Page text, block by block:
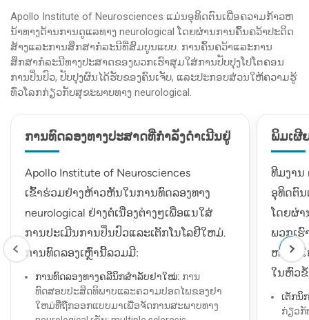
ສະ​ແດງ​ໃຫ້​ເຫັນ​ກິດ​ຈະ​ກໍາ​ຂອງ​ສະ​ຫມອງ​ແລະ​ສາ​
ມາດ​ກວດ​ພົບ​ການ​ເລີ່ມ​ຕົ້ນ​ຂອງ​ພະ​ຍາດ​ເຊັ່ນ​:
Alzhiemer's ໂດຍ​ການ​ກວດ​ສອບ​ການ​
metabolism ໃນ​ສະ​ຫມອງ​ຜິດ​ປົກ​ກະ​ຕິ​.
ມີປະໂຫຍດໃນການວິນິດໄສ ແລະຕິດຕາມເນື້ອງອກ
ສາມາດຊ່ວຍຈໍາແນກການເກີດ tumor ຈາກ
ສິ່ງທີ່ຄາດຫວັງ:
ຄົນເຈັບອົດອາຫານເປັນເວລາ 6 ຊົ່ວໂມງກ່ອນ
ການທົດສອບ. ຈໍານວນຂະຫນາດນ້ອຍຂອງ
radioactive tracer ແມ່ນການສັກຢາ
ມານຫນຶ່ງຊົ່ວໂມງ, ຄົນເຈັບນອນຢູ່ເທິງໂຕະທີ່
ເຄື່ອນຍ້າຍຜ່ານເຄື່ອງສະແກນ PET-CT.
ໃນຫນັ
ການກ
ປະສາດ
ເຈັບປວ
4.
VEP
ການຕອ
ສິ່ງ​ທີ່​ກ
ສາຍຕ
ເປັນປ
ຫຼາຍ
ສິ່ງທີ່ຄ
ໄຟຟ້າຖື
ທີ່ມີກາ
Apollo Institute of Neurosciences ແມ່ນອຸທິດຕົນເພື່ອຄວາມກ້າວຫ
ນ້າທາງດ້ານການດູແລທາງ neurological ໂດຍຜ່ານການຄົ້ນຄວ້າປະດິດ
ສ້າງແລະການສຶກສາກໍລະນີທີ່ສົມບູນແບບ. ການຄົ້ນຄວ້າແລະການ
ສຶກສາກໍລະນີທາງປະສາດຂອງພວກເຮົາສຸມໃສ່ການປັບປຸງໂປໂຕຄອນ
ການປິ່ນປົວ, ປັບປຸງຜົນໄດ້ຮັບຂອງຄົນເຈັບ, ແລະປະກອບສ່ວນໃຫ້ຄວາມຮູ້
ທົ່ວໂລກກ່ຽວກັບສຸຂະພາບທາງ neurological.
ການທົດລອງທາງປະສາດທີ່ກຳລັງດຳເນີນຢູ່
Apollo Institute of Neurosciences
ເຂົ້າຮ່ວມຢ່າງຫ້າວຫັນໃນການທົດລອງທາງ
neurological ຢ່າງຕໍ່ເນື່ອງຕ່າງໆເພື່ອແນໃສ່
ການປະເມີນການປິ່ນປົວແລະເຕັກໂນໂລຢີໃຫມ່.
ການທົດລອງເຫຼົ່ານີ້ລວມມີ:
ການທົດລອງທາງຄລີນິກສຳລັບຢາໃໝ່: ການ
ທົດສອບປະສິດທິພາບແລະຄວາມປອດໄພຂອງຢາ
ໃຫມ່ທີ່ຖືກອອກແບບມາເພື່ອຈັດການສະພາບທາງ
ພິມເຜີ
ທີມງານ
ອຸທິດຕົ
ໂດຍຜ່
ພວກເຮົ
ຫລາຍ
ໃນຫົວຂໍ້
ເຕັກນິ
ກ່ຽວ